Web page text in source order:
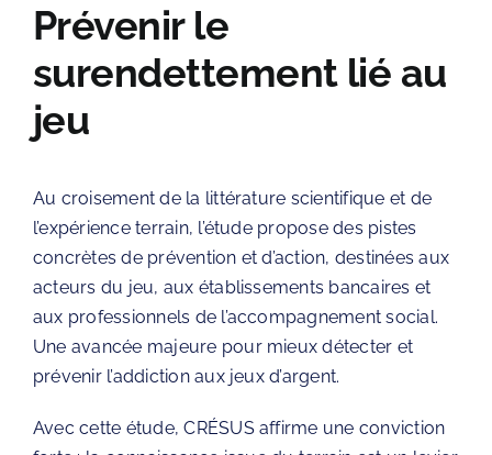
Prévenir le
surendettement lié au
jeu
Au croisement de la littérature scientifique et de
l’expérience terrain, l’étude propose des pistes
concrètes de prévention et d’action, destinées aux
acteurs du jeu, aux établissements bancaires et
aux professionnels de l’accompagnement social.
Une avancée majeure pour mieux détecter et
prévenir l’addiction aux jeux d’argent.
Avec cette étude, CRÉSUS affirme une conviction